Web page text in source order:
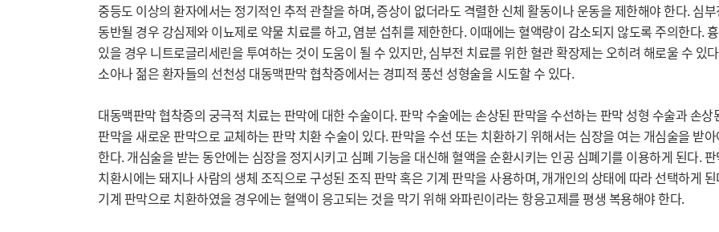
중등도 이상의 환자에서는 정기적인 추적 관찰을 하며, 증상이 없더라도 격렬한 신체 활동이나 운동을 제한해야 한다. 심부
동반될 경우 강심제와 이뇨제로 약물 치료를 하고, 염분 섭취를 제한한다. 이때에는 혈액량이 감소되지 않도록 주의한다.
있을 경우 니트로글리세린을 투여하는 것이 도움이 될 수 있지만, 심부전 치료를 위한 혈관 확장제는 오히려 해로울 수 있
소아나 젊은 환자들의 선천성 대동맥판막 협착증에서는 경피적 풍선 성형술을 시도할 수 있다.
대동맥판막 협착증의 궁극적 치료는 판막에 대한 수술이다. 판막 수술에는 손상된 판막을 수선하는 판막 성형 수술과 손상
판막을 새로운 판막으로 교체하는 판막 치환 수술이 있다. 판막을 수선 또는 치환하기 위해서는 심장을 여는 개심술을 받
한다. 개심술을 받는 동안에는 심장을 정지시키고 심폐 기능을 대신해 혈액을 순환시키는 인공 심폐기를 이용하게 된다.
치환시에는 돼지나 사람의 생체 조직으로 구성된 조직 판막 혹은 기계 판막을 사용하며, 개개인의 상태에 따라 선택하게 된
기계 판막으로 치환하였을 경우에는 혈액이 응고되는 것을 막기 위해 와파린이라는 항응고제를 평생 복용해야 한다.